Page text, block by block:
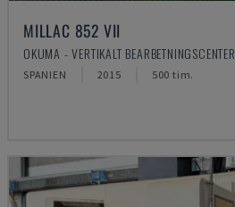
MILLAC 852 VII
OKUMA - VERTIKALT BEARBETNINGSCENTER
SPANIEN 2015 500 tim.